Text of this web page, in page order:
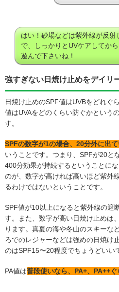
はい！砂場などは紫外線が反射
で、しっかりとUVケアしてか
遊んで下さいね！
強すぎない日焼け止めをデイリ
日焼け止めのSPF値はUVBをどれぐ
値はUVAをどのくらい防ぐかという
す。
SPFの数字が1の場合、20分外に出
いうことです。つまり、SPFが20と
400分効果が持続するということに
のが、数字が高ければ高いほど紫外
るわけではないということです。
SPF値が10以上になると紫外線の遮
す。また、数字が高い日焼け止めは
ります。真夏の海や冬山のスキーな
ろでのレジャーなどは強めの日焼け
のはSPF15〜20程度でちょうどいい
PA値は普段使いなら、PA+、PA++